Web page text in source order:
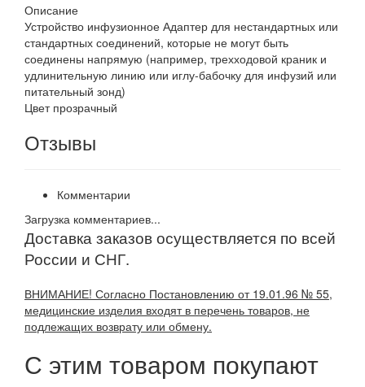
Описание
Устройство инфузионное Адаптер для нестандартных или
стандартных соединений, которые не могут быть
соединены напрямую (например, трехходовой краник и
удлинительную линию или иглу-бабочку для инфузий или
питательный зонд)
Цвет прозрачный
Отзывы
Комментарии
Загрузка комментариев...
Доставка заказов осуществляется по всей
России и СНГ.
ВНИМАНИЕ! Согласно Постановлению от 19.01.96 № 55,
медицинские изделия входят в перечень товаров, не
подлежащих возврату или обмену.
С этим товаром покупают